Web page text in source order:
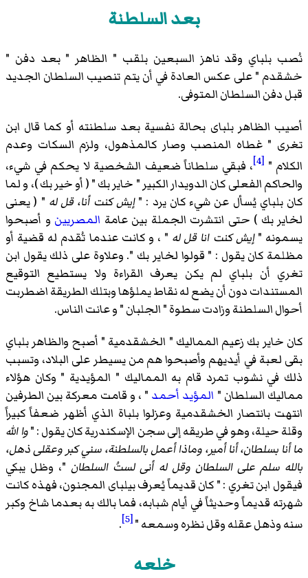
بعد السلطنة
نُصب بلباي وقد ناهز السبعين بلقب " الظاهر " بعد دفن "
خشقدم " على عكس العادة في أن يتم تنصيب السلطان الجديد
قبل دفن السلطان المتوفى.
أصيب الظاهر بلباى بحالة نفسية بعد سلطنته أو كما قال ابن
تغرى " غطاه المنصب وصار كالمذهول، ولزم السكات وعدم
الكلام " [4]
، فبقي سلطاناً ضعيف الشخصية لا يحكم في شيء،
والحاكم الفعلى كان الدويدار الكبير " خاير بك " ( أو خير بك )، و لما
كان بلباي يُسأل عن شيء كان يرد : "إيش كنت أنا، قل له " ( يعنى
لخاير بك ) حتى انتشرت الجملة بين عامة المصريين و أصبحوا
يسمونه "إيش كنت انا قل له " ، و كانت عندما تُقدم له قضية أو
مظلمة كان يقول : " قولوا لخاير بك ". وعلاوة على ذلك يقول ابن
تغري أن بلباي لم يكن يعرف القراءة ولا يستطيع التوقيع
المستندات دون أن يضع له نقاط يملؤها وبتلك الطريقة اضطربت
أحوال السلطنة وزادت سطوة " الجلبان " و عانت الناس.
كان خاير بك زعيم المماليك " الخشقدمية " أصبح والظاهر بلباي
بقى لعبة في أيديهم وأصبحوا هم من يسيطر على البلاد، وتسبب
ذلك في نشوب تمرد قام به المماليك " المؤيدية " وكان هؤلاء
مماليك السلطان " المؤيد أحمد " ، و قامت معركة بين الطرفين
انتهت بانتصار الخشقدمية وعزلوا بلباة الذي أظهر ضعفاً كبيراً
وقلة حيلة، وهو في طريقه إلى سجن الإسكندرية كان يقول : "وا الله
ما أنا بسلطان، أنا أمير، وماذا أعمل بالسلطنة، سني كبر وعقلى ذهل،
بالله سلم على السلطان وقل له أنى لستُ السلطان"، وظل يبكي
فيقول ابن تغري : " كان قديماً يُعرف بيلباى المجنون، فهذه كانت
شهرته قديماً وحديثاً في أيام شبابه، فما بالك به بعدما شاخ وكبر
سنه وذهل عقله وقل نظره وسمعه "[5]
.
خلعه